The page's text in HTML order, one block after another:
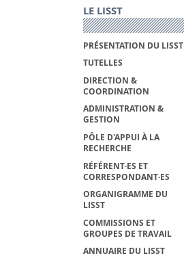
LE LISST
PRÉSENTATION DU LISST
TUTELLES
DIRECTION &
COORDINATION
ADMINISTRATION &
GESTION
PÔLE D'APPUI À LA
RECHERCHE
RÉFÉRENT·ES ET
CORRESPONDANT·ES
ORGANIGRAMME DU
LISST
COMMISSIONS ET
GROUPES DE TRAVAIL
ANNUAIRE DU LISST